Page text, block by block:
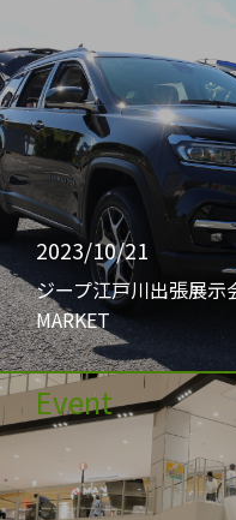
2023/10/21
ジープ江戸川出張展示
MARKET
Event